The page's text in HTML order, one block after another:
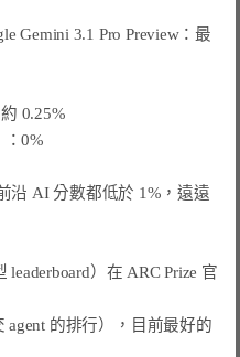
Gemini 3.1 Pro Preview：最
0.25%
：0%
沿 AI 分數都低於 1%，遠遠
）在 ARC Prize 官
agent 的排行），目前最好的